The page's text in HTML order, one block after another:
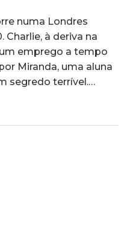
numa Londres
Charlie, à deriva na
emprego a tempo
Miranda, uma aluna
segredo terrível.…